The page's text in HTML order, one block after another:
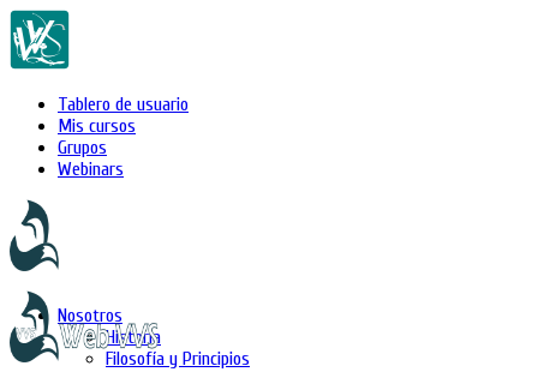
Tablero de usuario
Mis cursos
Grupos
Webinars
Nosotros
Historia
Filosofía y Principios